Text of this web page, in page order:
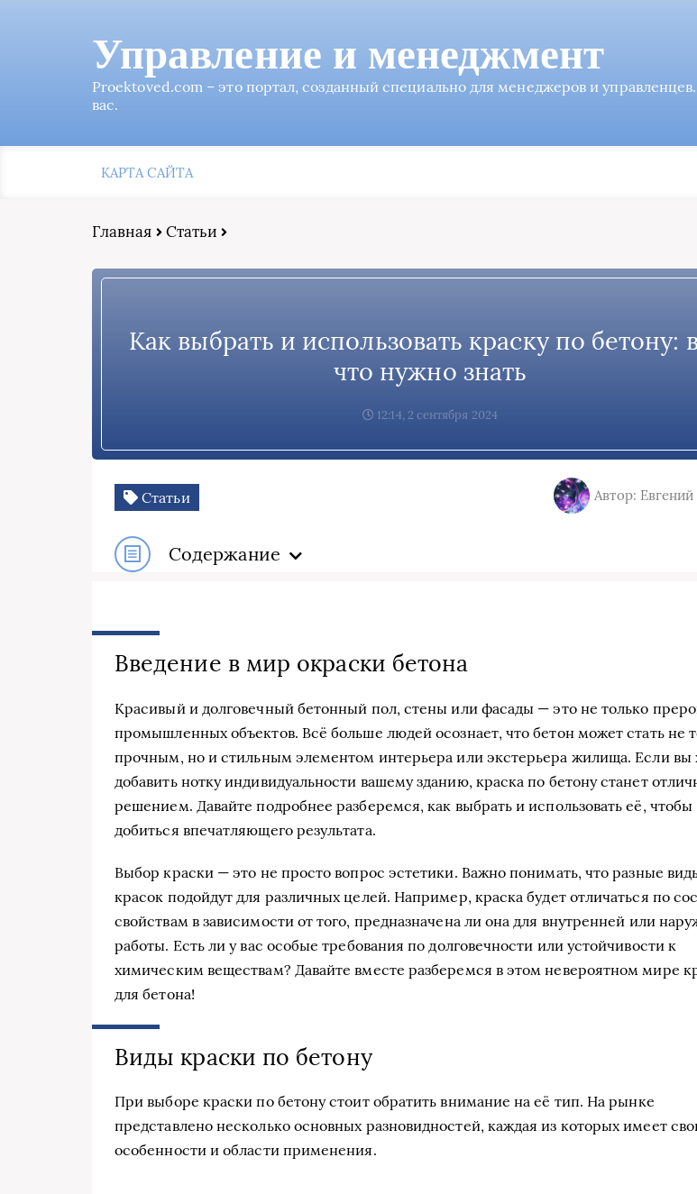
Управление и менеджмент
Proektoved.com – это портал, созданный специально для менеджеров и
вас.
КАРТА САЙТА
Главная Статьи
Как выбрать и использовать краску по бетону:
что нужно знать
12:14, 2 сентября 2024
Статьи Автор:
Содержание
Введение в мир окраски бетона
Красивый и долговечный бетонный пол, стены или фасады — это не только
промышленных объектов. Всё больше людей осознает, что бетон может стать не
прочным, но и стильным элементом интерьера или экстерьера жилища. Если вы
добавить нотку индивидуальности вашему зданию, краска по бетону станет
решением. Давайте подробнее разберемся, как выбрать и использовать её, чтобы
добиться впечатляющего результата.
Выбор краски — это не просто вопрос эстетики. Важно понимать, что разные
красок подойдут для различных целей. Например, краска будет отличаться по
свойствам в зависимости от того, предназначена ли она для внутренней или
работы. Есть ли у вас особые требования по долговечности или устойчивости к
химическим веществам? Давайте вместе разберемся в этом невероятном мире
для бетона!
Виды краски по бетону
При выборе краски по бетону стоит обратить внимание на её тип. На рынке
представлено несколько основных разновидностей, каждая из которых имеет
особенности и области применения.